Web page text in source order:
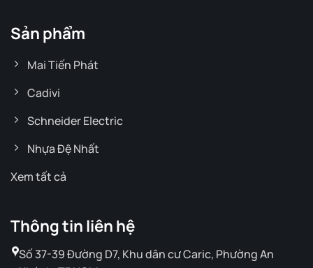
Sản phẩm
Mai Tiến Phát
Cadivi
Schneider Electric
Nhựa Đệ Nhất
Xem tất cả
Thông tin liên hệ
Số 37-39 Đường D7, Khu dân cư Caric, Phường An